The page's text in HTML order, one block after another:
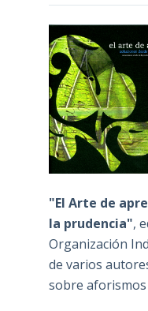
"El Arte de
la prudencia",
Organización
de varios
sobre